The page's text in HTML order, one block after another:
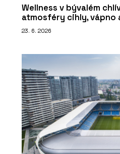
Wellness v bývalém
atmosféry cihly, vápno
23. 6. 2026